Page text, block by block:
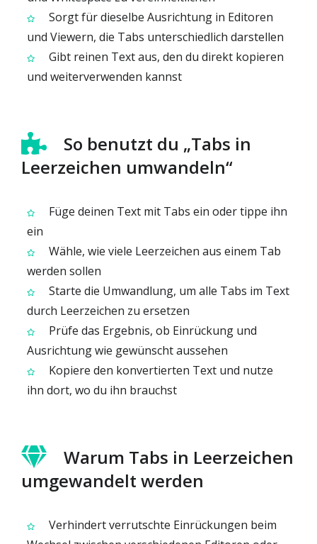
Sorgt für dieselbe Ausrichtung in Editoren
und Viewern, die Tabs unterschiedlich darstellen
Gibt reinen Text aus, den du direkt kopieren
und weiterverwenden kannst
So benutzt du „Tabs in
Leerzeichen umwandeln“
Füge deinen Text mit Tabs ein oder tippe ihn
ein
Wähle, wie viele Leerzeichen aus einem Tab
werden sollen
Starte die Umwandlung, um alle Tabs im Text
durch Leerzeichen zu ersetzen
Prüfe das Ergebnis, ob Einrückung und
Ausrichtung wie gewünscht aussehen
Kopiere den konvertierten Text und nutze
ihn dort, wo du ihn brauchst
Warum Tabs in Leerzeichen
umgewandelt werden
Verhindert verrutschte Einrückungen beim